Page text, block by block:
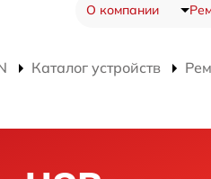
О компании
Каталог устройств